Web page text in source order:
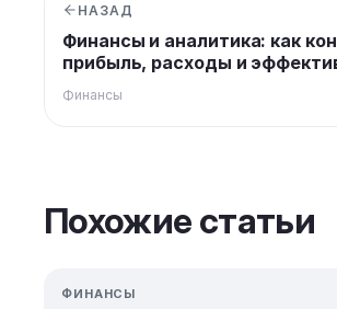
НАЗАД
Финансы и аналитика: как
прибыль, расходы и
Финансы
Похожие статьи
ФИНАНСЫ